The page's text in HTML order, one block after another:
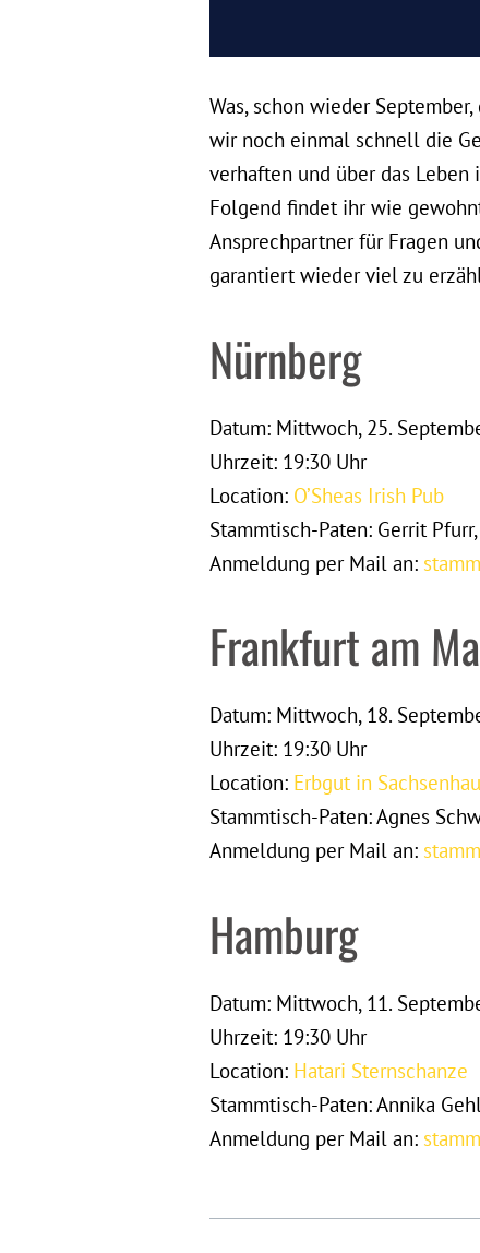
Was, schon wieder
wir noch einmal schnell die
verhaften und über das
Folgend findet ihr wie
Ansprechpartner für Fragen
garantiert wieder viel zu
Nürnberg
Datum: Mittwoch, 25.
Uhrzeit: 19:30 Uhr
Location: O’Sheas Irish Pub
Stammtisch-Paten: Gerrit
Anmeldung per Mail an:
Frankfurt am
Datum: Mittwoch, 18.
Uhrzeit: 19:30 Uhr
Location: Erbgut in
Stammtisch-Paten: Agnes
Anmeldung per Mail an:
Hamburg
Datum: Mittwoch, 11.
Uhrzeit: 19:30 Uhr
Location: Hatari Sternschanze
Stammtisch-Paten: Annika
Anmeldung per Mail an: